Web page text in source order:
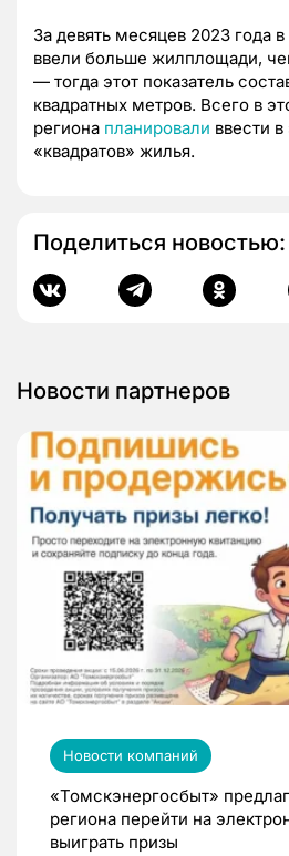
За девять месяцев 2023 года
ввели больше жилплощади,
— тогда этот показатель
квадратных метров. Всего в
региона планировали ввести
«квадратов» жилья.
Поделиться новостью:
Новости партнеров
Новости компаний
«Томскэнергосбыт»
региона перейти на
выиграть призы